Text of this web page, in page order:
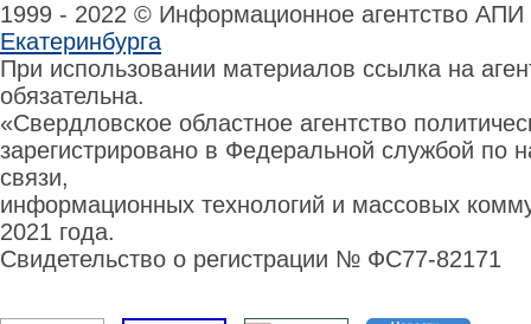
1999 - 2022 © Информационное агентство
Екатеринбурга
При использовании материалов ссылка на
обязательна.
«Свердловское областное агентство
зарегистрировано в Федеральной службой по
связи,
информационных технологий и массовых
2021 года.
Свидетельство о регистрации № ФС77-82171